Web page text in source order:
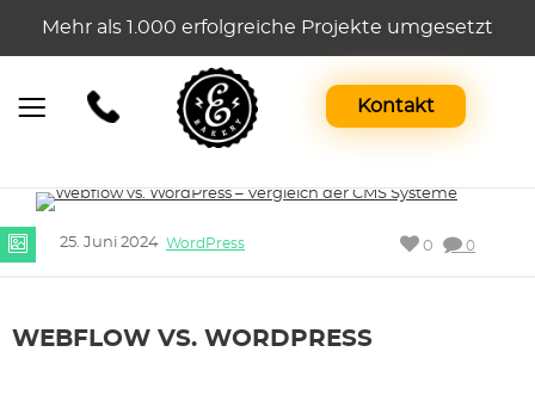
Mehr als 1.000 erfolgreiche Projekte umgesetzt
Kontakt
25. Juni 2024 WordPress 0
0
WEBFLOW VS. WORDPRESS